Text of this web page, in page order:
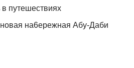
в путешествиях
на6ережная Абу-Даби